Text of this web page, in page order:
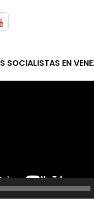
SOCIALISTAS EN